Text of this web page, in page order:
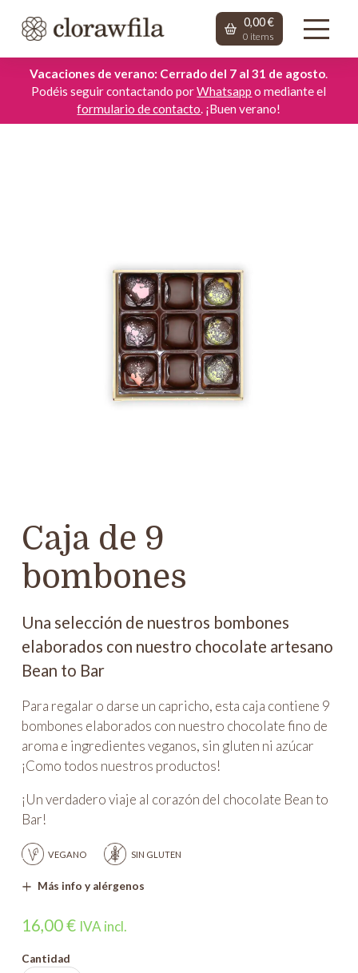
0,00€
0 items
Vacaciones de verano: Cerrado del 7 al 31 de agosto
Podéis seguir contactando porWhatsapp o mediante el
formulario de contacto . ¡Buen verano!
Caja de 9
bombones
Una selección de nuestros bombones
elaborados con nuestro chocolate artesano
Bean to Bar
Para regalar o darse un capricho, esta caja contiene 9
bombones elaborados con nuestro chocolate fino de
aroma e ingredientes veganos, sin gluten ni azúcar
¡Como todos nuestros productos!
¡Un verdadero viaje al corazón del chocolate Bean to
Bar!
VEGANO SIN GLUTEN
Más info y alérgenos
16,00€ IVA incl.
Cantidad